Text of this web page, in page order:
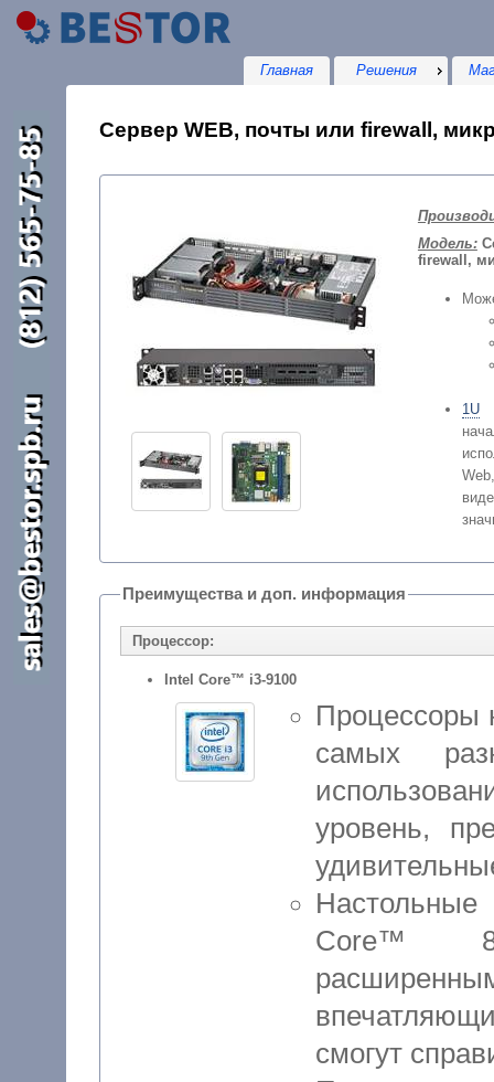
Главная Решения
Сервер WEB, почты или firewall,
Модель:
firewall,
1U
Преимущества и доп. информация
Процессор:
Intel Core™ i3-9100
Процессоры
самых
уровень,
Core™ 8-
смогут